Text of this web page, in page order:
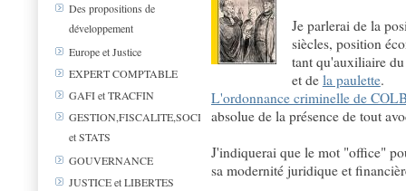
Des propositions de
développement
Europe et Justice
EXPERT COMPTABLE
GAFI et TRACFIN
GESTION,FISCALITE,SOCIAL
et STATS
GOUVERNANCE
JUSTICE et LIBERTES
Je parlerai de la
siècles, position
tant qu'auxiliaire
et de la paulette.
L'ordonnance criminelle de
absolue de la présence de tout
J'indiquerai que le mot "office"
sa modernité juridique et